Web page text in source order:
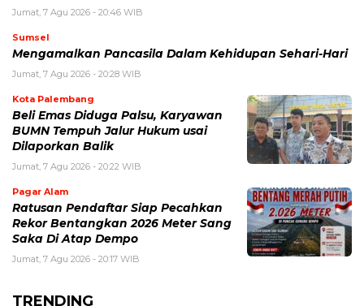
Jumat, 7 Agu 2026 - 20:46 WIB
Sumsel
Mengamalkan Pancasila Dalam Kehidupan Sehari-Hari
Jumat, 7 Agu 2026 - 20:28 WIB
Kota Palembang
Beli Emas Diduga Palsu, Karyawan
BUMN Tempuh Jalur Hukum usai
Dilaporkan Balik
Jumat, 7 Agu 2026 - 20:22 WIB
Pagar Alam
Ratusan Pendaftar Siap Pecahkan
Rekor Bentangkan 2026 Meter Sang
Saka Di Atap Dempo
Jumat, 7 Agu 2026 - 20:17 WIB
TRENDING